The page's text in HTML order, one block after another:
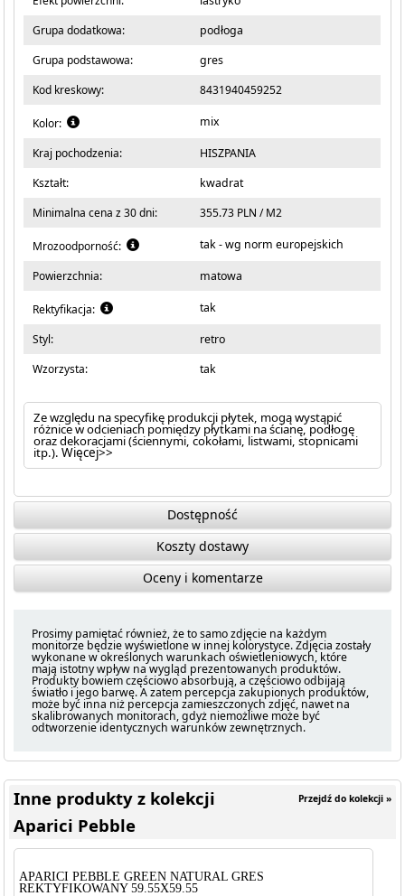
Grupa dodatkowa:
podłoga
Grupa podstawowa:
gres
Kod kreskowy:
8431940459252
Kolor: mix
Kraj pochodzenia:
HISZPANIA
Kształt:
kwadrat
Minimalna cena z 30 dni:
355.73 PLN / M2
Mrozoodporność: tak - wg norm europejskich
Powierzchnia: matowa
Rektyfikacja: tak
Styl:
retro
Wzorzysta:
tak
Ze względu na specyfikę produkcji płytek, mogą wystąpić
różnice w odcieniach pomiędzy płytkami na ścianę, podłogę
oraz dekoracjami (ściennymi, cokołami, listwami, stopnicami
itp.).Więcej>>
Dostępność
Koszty dostawy
Oceny i komentarze
Prosimy pamiętać również, że to samo zdjęcie na każdym
monitorze będzie wyświetlone w innej kolorystyce. Zdjęcia zostały
wykonane w określonych warunkach oświetleniowych, które
mają istotny wpływ na wygląd prezentowanych produktów.
Produkty bowiem częściowo absorbują, a częściowo odbijają
światło i jego barwę. A zatem percepcja zakupionych produktów,
może być inna niż percepcja zamieszczonych zdjęć, nawet na
skalibrowanych monitorach, gdyż niemożliwe może być
odtworzenie identycznych warunków zewnętrznych.
Przejdź do kolekcji »
Inne produkty z kolekcji
Aparici Pebble
APARICI PEBBLE GREEN NATURAL GRES
REKTYFIKOWANY 59.55X59.55